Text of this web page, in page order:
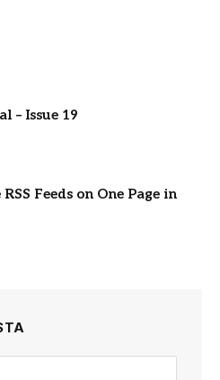
– Issue 19
Feeds on One Page in